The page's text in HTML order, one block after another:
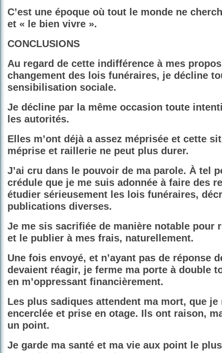
C’est une époque où tout le monde ne
et « le bien vivre ».
CONCLUSIONS
Au regard de cette indifférence à mes
changement des lois funéraires, je décline
sensibilisation sociale.
Je décline par la même occasion toute
les autorités.
Elles m’ont déjà a assez méprisée et cette
méprise et raillerie ne peut plus durer.
J’ai cru dans le pouvoir de ma parole. À tel
crédule que je me suis adonnée à faire des
étudier sérieusement les lois funéraires,
publications diverses.
Je me sis sacrifiée de manière notable pour
et le publier à mes frais, naturellement.
Une fois envoyé, et n’ayant pas de réponse
devaient réagir, je ferme ma porte à double
en m’oppressant financièrement.
Les plus sadiques attendent ma mort, que je
encerclée et prise en otage. Ils ont raison,
un point.
Je garde ma santé et ma vie aux point le